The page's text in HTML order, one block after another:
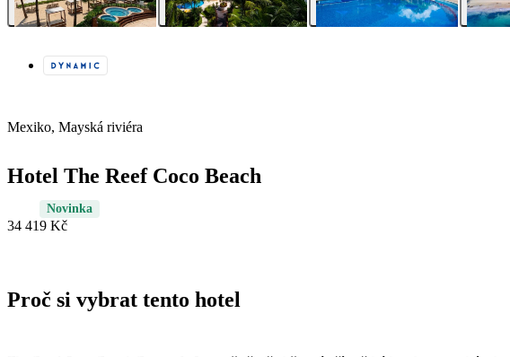
Mexiko, Mayská riviéra
Hotel The Reef Coco Beach
Novinka
34 419 Kč
Proč si vybrat tento hotel